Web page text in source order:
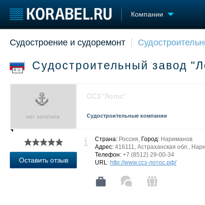
Компании
Судостроение
Новости
Репутация
Работа
Крюинг
Реклама
Торговая площадка
Продажа флота
Изделия
Услуги
Судостроение и судоремонт
RU Судостроительный завод
ССЗ "Лотос"
Судостроительные компании
Оставить отзыв
Страна: Россия, Город: Нариманов
Адрес: 416111, Астраханская обл.,
Телефон: +7 (8512) 29-00-34
URL: http://www.ссз-лотос.рф/